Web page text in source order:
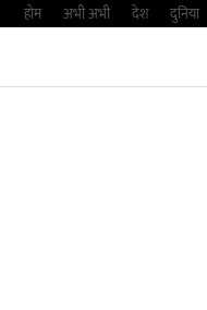
Skipहोम अभी अभी देश दुनिया